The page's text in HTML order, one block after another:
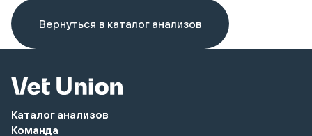
Вернуться в каталог анализов
Каталог анализов
Команда